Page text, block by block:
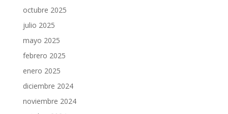
octubre 2025
julio 2025
mayo 2025
febrero 2025
enero 2025
diciembre 2024
noviembre 2024